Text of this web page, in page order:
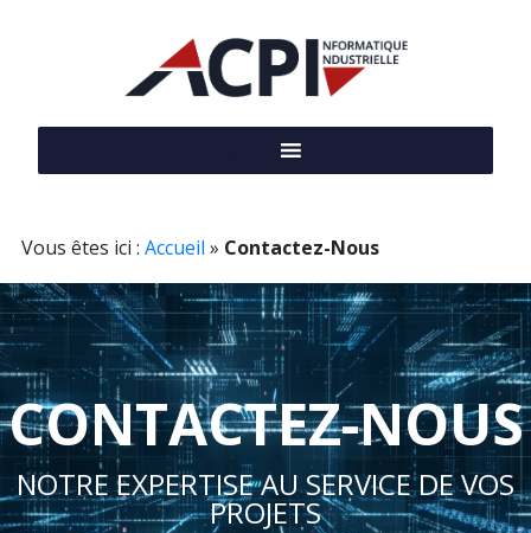
Vous êtes ici : Accueil » Contactez-Nous
CONTACTEZ-NOUS
NOTRE EXPERTISE AU SERVICE DE VOS
PROJETS